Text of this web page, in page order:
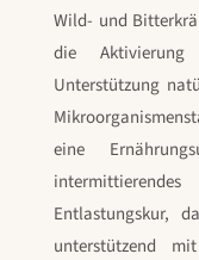
Wild- und
die
Unterstützung
eine
Entlastungskur,
unterstützend